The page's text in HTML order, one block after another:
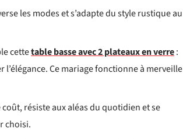
les modes et s’adapte du style rustique au
cettetable basse avec 2 plateaux en verre:
Ce mariage fonctionne à merveille
résiste aux aléas du quotidien et se
choisi.